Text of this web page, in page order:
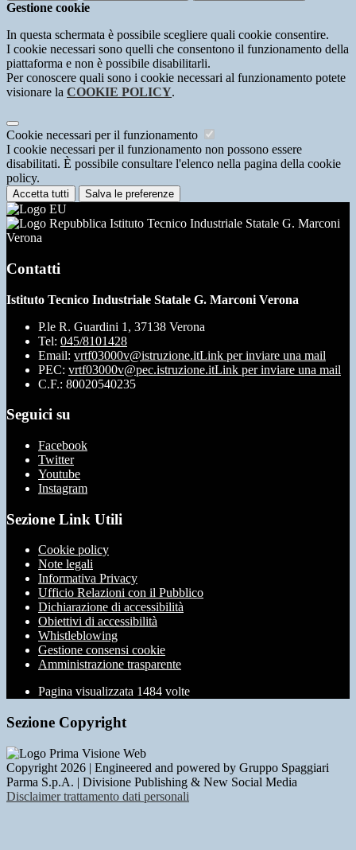
Gestione cookie
In questa schermata è possibile scegliere quali cookie consentire.
I cookie necessari sono quelli che consentono il funzionamento della
piattaforma e non è possibile disabilitarli.
Per conoscere quali sono i cookie necessari al funzionamento potete
visionare la COOKIE POLICY.
Cookie necessari per il funzionamento
I cookie necessari per il funzionamento non possono essere
disabilitati. È possibile consultare l'elenco nella pagina della cookie
policy.
Accetta tutti Salva le preferenze
Istituto Tecnico Industriale Statale G. Marconi
Verona
Contatti
Istituto Tecnico Industriale Statale G. Marconi Verona
P.le R. Guardini 1, 37138 Verona
Tel: 045/8101428
Email: vrtf03000v@istruzione.itLink per inviare una mail
PEC: vrtf03000v@pec.istruzione.itLink per inviare una mail
C.F.: 80020540235
Seguici su
Facebook
Twitter
Youtube
Instagram
Sezione Link Utili
Cookie policy
Note legali
Informativa Privacy
Ufficio Relazioni con il Pubblico
Dichiarazione di accessibilità
Obiettivi di accessibilità
Whistleblowing
Gestione consensi cookie
Amministrazione trasparente
Pagina visualizzata 1484 volte
Sezione Copyright
Copyright 2026 | Engineered and powered by Gruppo Spaggiari
Parma S.p.A. | Divisione Publishing & New Social Media
Disclaimer trattamento dati personali